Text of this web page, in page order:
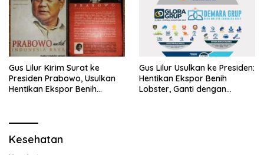
Gus Lilur Kirim Surat ke
Presiden Prabowo, Usulkan
Hentikan Ekspor Benih
Gus Lilur Usulkan ke Presiden:
Hentikan Ekspor Benih
Lobster, Ganti dengan
Kesehatan